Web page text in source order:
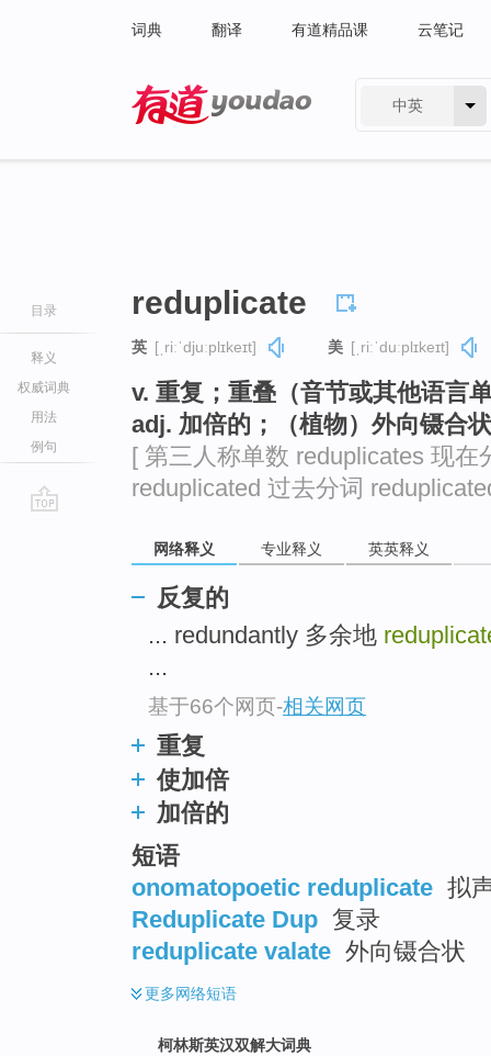
词典 翻译 有道精品课 云笔记
中英
目录
释义
权威词典
用法
例句
reduplicate
英 [ˌriːˈdjuːplɪkeɪt] 美 [ˌriːˈduːplɪkeɪt]
v. 重复；重叠（音节或其他语言
adj. 加倍的；（植物）外向镊合
[ 第三人称单数 reduplicates 现在
reduplicated 过去分词
网络释义 专业释义 英英释义
反复的
... redundantly 多余地
...
基于66个网页-相关网页
重复
使加倍
加倍的
短语
onomatopoetic reduplicate 拟
Reduplicate Dup 复录
reduplicate valate 外向镊合状
更多网络短语
柯林斯英汉双解大词典